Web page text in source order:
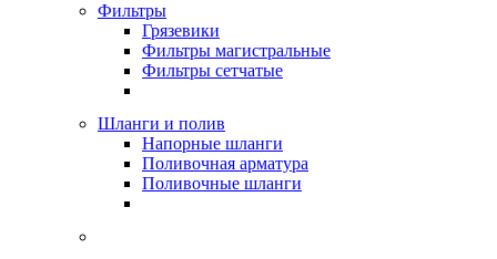
Фильтры
Грязевики
Фильтры магистральные
Фильтры сетчатые
Шланги и полив
Напорные шланги
Поливочная арматура
Поливочные шланги